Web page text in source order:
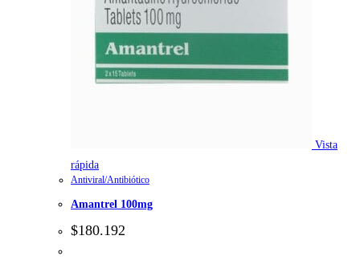
Vista
rápida
Antiviral/Antibiótico
Amantrel 100mg
$180.192